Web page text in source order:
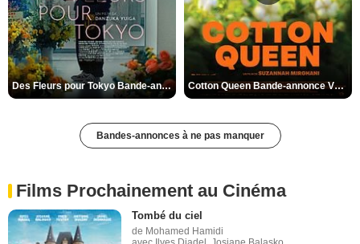
Des Fleurs pour Tokyo Bande-annonce VO STFR Cotton Queen Bande-annonce VO STFR
Bandes-annonces à ne pas manquer
Films Prochainement au Cinéma
Tombé du ciel
de Mohamed Hamidi